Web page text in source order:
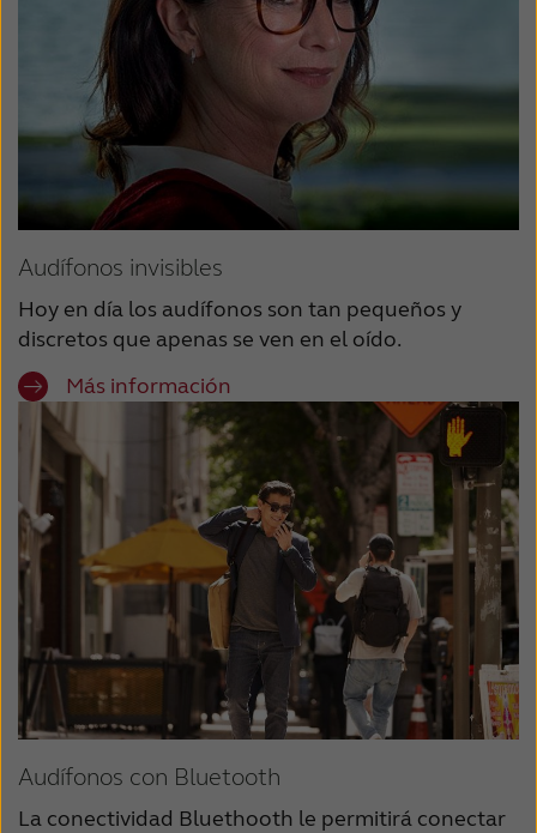
Audífonos invisibles
Hoy en día los audífonos son tan pequeños y
discretos que apenas se ven en el oído.
Más información
Audífonos con Bluetooth
La conectividad Bluethooth le permitirá conectar